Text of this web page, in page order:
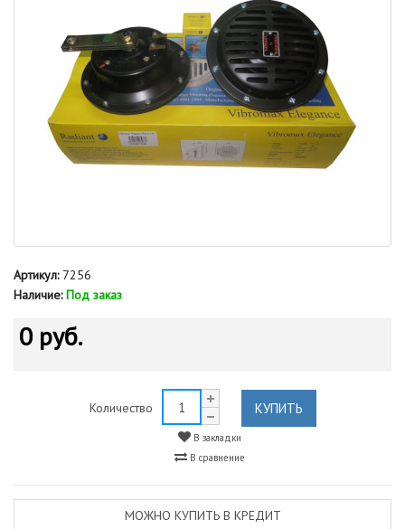
Артикул:7256
Наличие: Под заказ
0 руб.
Количество КУПИТЬ
В закладки
В сравнение
МОЖНО КУПИТЬ В КРЕДИТ